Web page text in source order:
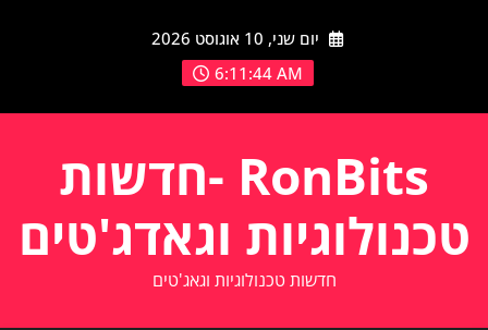
יום שני, 10 אוגוסט 2026
6:11:45 AM
RonBits -חדשות
טכנולוגיות וגאדג'טים
חדשות טכנולוגיות וגאג'טים